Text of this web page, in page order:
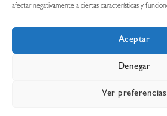
afectar negativamente a ciertas características y
Aceptar
Denegar
Ver preferencias
Aviso legal
Condiciones de uso y